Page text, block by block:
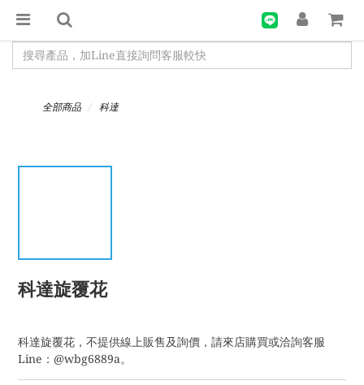
全部商品 科達
科達旋覆花
科達旋覆花，不提供線上販售及詢價，請來店購買或洽詢客服
Line：@wbg6889a。